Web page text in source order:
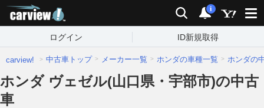
検索 通知
i
ログイン ID新規取得
carview! 中古車トップ メーカー一覧 ホンダの車種一覧 ホンダの
ホンダ ヴェゼル(山口県・宇部市)の中古
車